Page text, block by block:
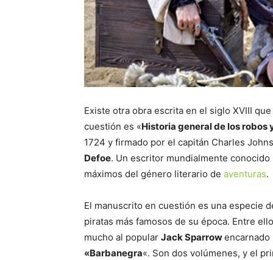
Existe otra obra escrita en el siglo XVIII
cuestión es «Historia general de los robos
1724 y firmado por el capitán Charles
Defoe. Un escritor mundialmente conocido
máximos del género literario de aventuras.
El manuscrito en cuestión es una especie
piratas más famosos de su época. Entre
mucho al popular Jack Sparrow
«Barbanegra«. Son dos volúmenes, y el